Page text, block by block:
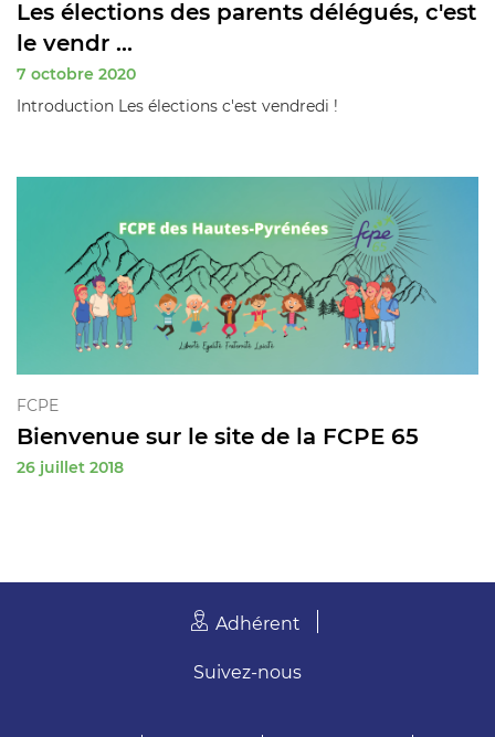
Les élections des parents délégués, c'est
le vendr ...
7 octobre 2020
Introduction Les élections c'est vendredi !
FCPE
Bienvenue sur le site de la FCPE 65
26 juillet 2018
Adhérent
Suivez-nous